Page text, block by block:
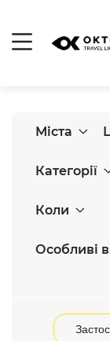
Міста
Категорії
Коли
Особливі